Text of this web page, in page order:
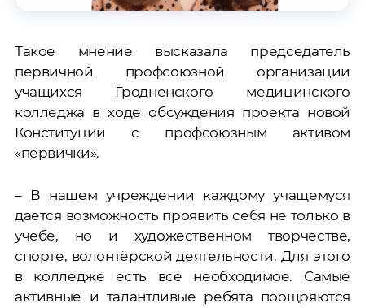
Такое мнение высказала председатель
первичной профсоюзной организации
учащихся Гродненского медицинского
колледжа в ходе обсуждения проекта новой
Конституции с профсоюзным активом
«первички».
– В нашем учреждении каждому учащемуся
дается возможность проявить себя не только в
учебе, но и художественном творчестве,
спорте, волонтёрской деятельности. Для этого
в колледже есть все необходимое. Самые
активные и талантливые ребята поощряются